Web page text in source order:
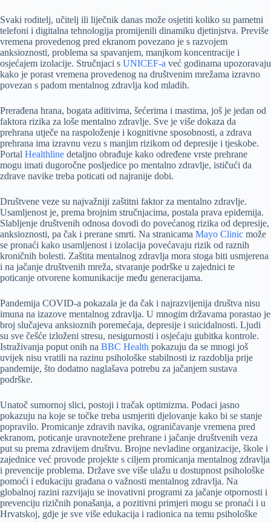
Svaki roditelj, učitelj ili liječnik danas može osjetiti koliko su pametni
telefoni i digitalna tehnologija promijenili dinamiku djetinjstva. Previše
vremena provedenog pred ekranom povezano je s razvojem
anksioznosti, problema sa spavanjem, manjkom koncentracije i
osjećajem izolacije. Stručnjaci s UNICEF-a već godinama upozoravaju
kako je porast vremena provedenog na društvenim mrežama izravno
povezan s padom mentalnog zdravlja kod mladih.
Prerađena hrana, bogata aditivima, šećerima i mastima, još je jedan od
faktora rizika za loše mentalno zdravlje. Sve je više dokaza da
prehrana utječe na raspoloženje i kognitivne sposobnosti, a zdrava
prehrana ima izravnu vezu s manjim rizikom od depresije i tjeskobe.
Portal Healthline detaljno obrađuje kako određene vrste prehrane
mogu imati dugoročne posljedice po mentalno zdravlje, ističući da
zdrave navike treba poticati od najranije dobi.
Društvene veze su najvažniji zaštitni faktor za mentalno zdravlje.
Usamljenost je, prema brojnim stručnjacima, postala prava epidemija.
Slabljenje društvenih odnosa dovodi do povećanog rizika od depresije,
anksioznosti, pa čak i prerane smrti. Na stranicama Mayo Clinic može
se pronaći kako usamljenost i izolacija povećavaju rizik od raznih
kroničnih bolesti. Zaštita mentalnog zdravlja mora stoga biti usmjerena
i na jačanje društvenih mreža, stvaranje podrške u zajednici te
poticanje otvorene komunikacije među generacijama.
Pandemija COVID-a pokazala je da čak i najrazvijenija društva nisu
imuna na izazove mentalnog zdravlja. U mnogim državama porastao je
broj slučajeva anksioznih poremećaja, depresije i suicidalnosti. Ljudi
su sve češće izloženi stresu, nesigurnosti i osjećaju gubitka kontrole.
Istraživanja poput onih na BBC Health pokazuju da se mnogi još
uvijek nisu vratili na razinu psihološke stabilnosti iz razdoblja prije
pandemije, što dodatno naglašava potrebu za jačanjem sustava
podrške.
Unatoč sumornoj slici, postoji i tračak optimizma. Podaci jasno
pokazuju na koje se točke treba usmjeriti djelovanje kako bi se stanje
popravilo. Promicanje zdravih navika, ograničavanje vremena pred
ekranom, poticanje uravnotežene prehrane i jačanje društvenih veza
put su prema zdravijem društvu. Brojne nevladine organizacije, škole i
zajednice već provode projekte s ciljem promicanja mentalnog zdravlja
i prevencije problema. Države sve više ulažu u dostupnost psihološke
pomoći i edukaciju građana o važnosti mentalnog zdravlja. Na
globalnoj razini razvijaju se inovativni programi za jačanje otpornosti i
prevenciju rizičnih ponašanja, a pozitivni primjeri mogu se pronaći i u
Hrvatskoj, gdje je sve više edukacija i radionica na temu psihološke